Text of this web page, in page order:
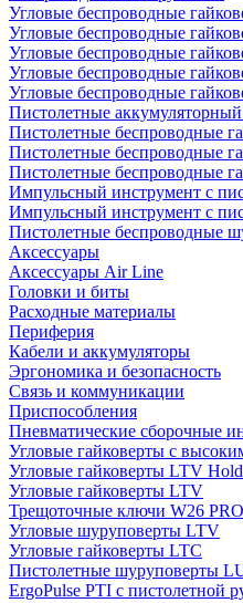
Угловые беспроводные
Угловые беспроводные
Угловые беспроводные
Угловые беспроводные
Угловые беспроводные
Пистолетные
Пистолетные беспроводные
Пистолетные беспроводные
Пистолетные беспроводные
Импульсный инструмент с
Импульсный инструмент с
Пистолетные беспроводные
Аксессуары
Аксессуары Air Line
Головки и биты
Расходные материалы
Периферия
Кабели и аккумуляторы
Эргономика и безопасность
Связь и коммуникации
Приспособления
Пневматические сборочные
Угловые гайковерты с
Угловые гайковерты LTV
Угловые гайковерты LTV
Трещоточные ключи W26 PRO
Угловые шуруповерты LTV
Угловые гайковерты LTC
Пистолетные шуруповерты
ErgoPulse PTI с пистолетной